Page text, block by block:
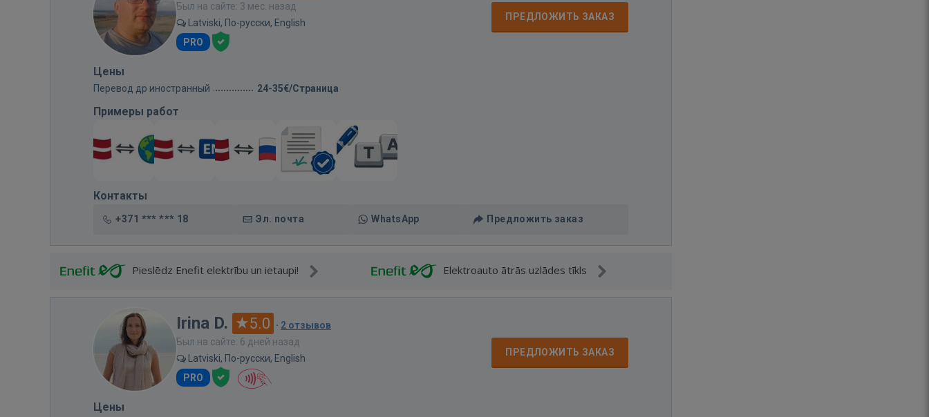
Был на сайте: 3 мес. назад
Latviski, По-русски, English
PRO
ПРЕДЛОЖИТЬ ЗАКАЗ
Цены
Перевод др иностранный 24-35€/Страница
Примеры работ
Контакты
+371 *** *** 18 Эл. почта WhatsApp Предложить заказ
Pieslēdz Enefit elektrību un ietaupi! Elektroauto ātrās uzlādes tīkls
Irina D. 5.0 · 2 отзывов
Был на сайте: 6 дней назад
Latviski, По-русски, English
PRO
ПРЕДЛОЖИТЬ ЗАКАЗ
Цены